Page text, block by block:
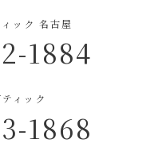
ック 名古屋
1884
ィック
1868